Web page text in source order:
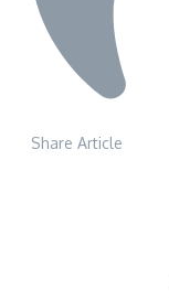
Share Article